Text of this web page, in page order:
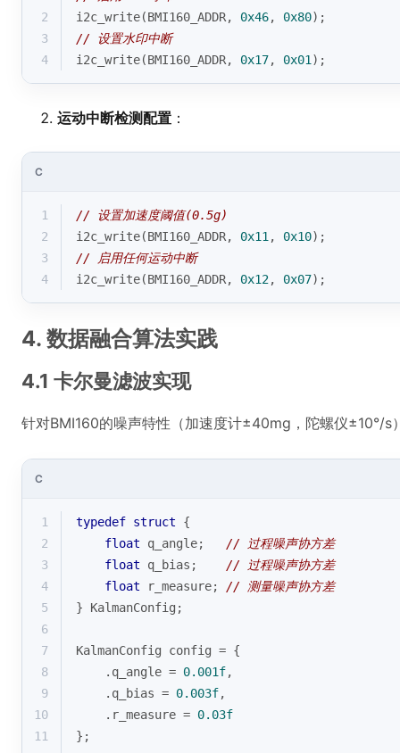
2
i2c_write(BMI160_ADDR, 0x46, 0x80);
3
// 设置水印中断
4
i2c_write(BMI160_ADDR, 0x17, 0x01 );
运动中断检测配置 ：
C
1
// 设置加速度阈值(0.5g)
2
i2c_write(BMI160_ADDR, 0x11 , 0x10);
3
// 启用任何运动中断
4
i2c_write(BMI160_ADDR, 0x12, 0x07);
4. 数据融合算法实践
4.1 卡尔曼滤波实现
针对BMI160的噪声特性（加速度计±40mg，陀螺仪±10°/s
C
1 typedef struct {
2
float q_angle; // 过程噪声协方差
3
float q_bias; // 过程噪声协方差
4
float r_measure; // 测量噪声协方差
5
} KalmanConfig;
6
7
KalmanConfig config = {
8
    .q_angle =
0.001f,
9
    .q_bias =
0.003f,
10
    .r_measure =
0.03f
11
};